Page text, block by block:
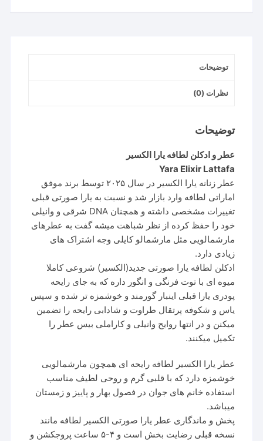
توضیحات
نظرات (0)
توضیحات
عطر و ادکلن لطافه یارا الکسیر
Yara Elixir Lattafa
عطر زنانه یارا الکسیر در سال ۲۰۲۵ توسط برند موفق
اماراتی لطافه وارد بازار شد و نسبت به یارا صورتی قبلی
تغییرات مشخصی داشته و همچنان DNA شرقی و وانیلی
خود را حفظ کرده از نظر شباهت میشه گفت به عطرهای
مارشمالویی مثل مارشمالو کایلی وجه اشتراک های
زیادی دارد.
ادکلن لطافه یارا صورتی جدید(الکسیر) شروعی کاملا
میوه ای با توت فرنگی و انگور داره که به جای رایحه
پودری یارا قبلی اینبار گورمند و خوشمزه تر شده و سپس
یاس و شکوفه پرتقال طراوت و شادابی رایحه را تضمین
میکنن و در انتها روایح وانیلی و کاراملی بیس عطر را
تکمیل میکنند.
عطر یارا الکسیر لطافه رایحه ای همچون مارشمالویی
خوشمزه دارد که با قلبی گرم و روحی لطیف مناسب
استفاده خانم های جوان در فصول بهار و پاییز و زمستان
میباشد.
پخش و ماندگاری عطر یارا صورتی الکسیر لطافه مانند
نسخه قبلی رضایت بخش است و ۴-۵ ساعت پروجکشن و